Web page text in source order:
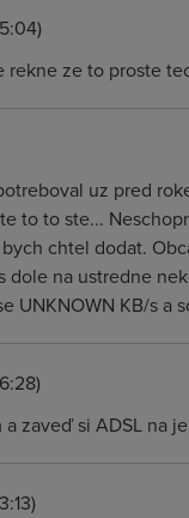
rekne ze to proste
uz pred
to to ste...
chtel dodat.
dole na ustredne
UNKNOWN KB/s
zaveď si ADSL na